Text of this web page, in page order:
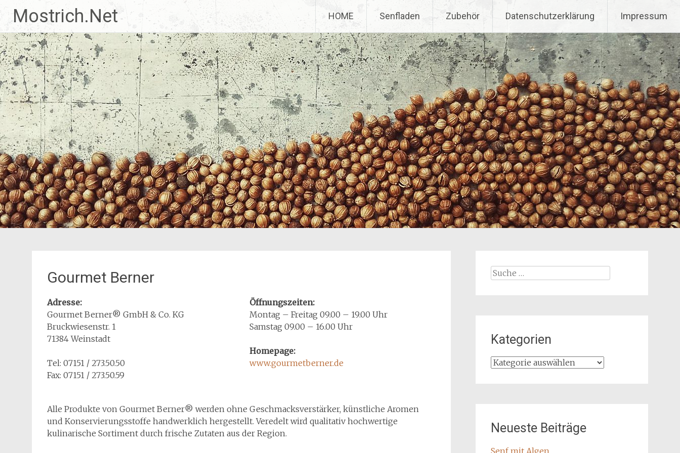
Inhalt
springen
Mostrich.Net HOME Senfladen Zubehör Datenschutzerklärung Impressum
Gourmet Berner
Adresse:
Gourmet Berner® GmbH & Co. KG
Bruckwiesenstr. 1
71384 Weinstadt
Tel: 07151 / 273.50.50
Fax: 07151 / 273.50.59
Öffnungszeiten:
Montag – Freitag 09.00 – 19.00 Uhr
Samstag 09.00 – 16.00 Uhr
Homepage:
www.gourmetberner.de
Alle Produkte von Gourmet Berner® werden ohne Geschmacksverstärker, künstliche Aromen
und Konservierungsstoffe handwerklich hergestellt. Veredelt wird qualitativ hochwertige
kulinarische Sortiment durch frische Zutaten aus der Region.
Suche
Kategorien
Kategorien
Neueste Beiträge
Senf mit Algen